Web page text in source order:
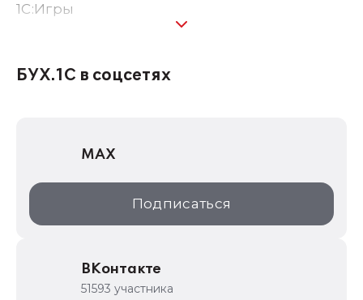
1C:Игры
1С:Консалтинг
1С:Дистрибьюция
1С:Образование
ИТС.1C.ru
БУХ.1С в соцсетях
MAX
Подписаться
ВКонтакте
51593 участника